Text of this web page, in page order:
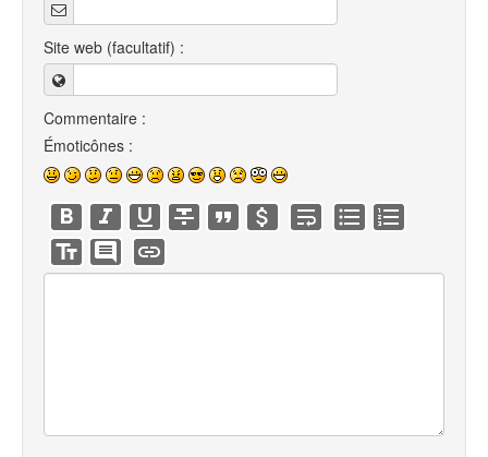
Site web (facultatif) :
Commentaire :
Émoticônes :